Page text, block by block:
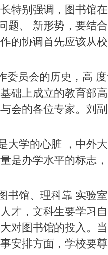
特别强调，图书馆
题、 新形势，要结
的协调首先应该从
员会的历史，高 度
础上成立的教育部
会的各位专家。刘
大学的心脏 ，中外
是办学水平的标志
书馆、理科靠 实验
才，文科生要学习
对图书馆的投入。
安排方面，学校要